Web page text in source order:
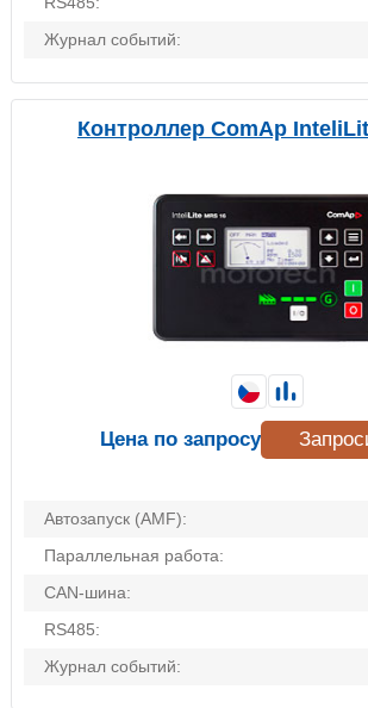
Журнал событий:
Контроллер ComAp
Автозапуск (AMF):
Параллельная работа:
CAN-шина:
RS485:
Журнал событий:
Цена по запросу